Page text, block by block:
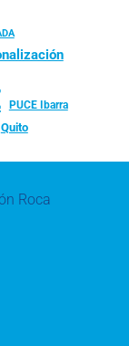
PUCE Ibarra
Quito
Roca